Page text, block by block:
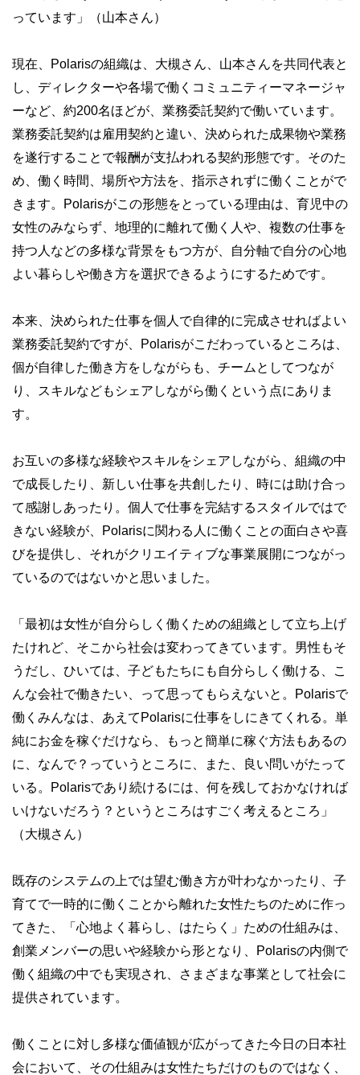
っています」（山本さん）
現在、Polarisの組織は、大槻さん、山本さんを共同代表と
し、ディレクターや各場で働くコミュニティーマネージャ
ーなど、約200名ほどが、業務委託契約で働いています。
業務委託契約は雇用契約と違い、決められた成果物や業務
を遂行することで報酬が支払われる契約形態です。そのた
め、働く時間、場所や方法を、指示されずに働くことがで
きます。Polarisがこの形態をとっている理由は、育児中の
女性のみならず、地理的に離れて働く人や、複数の仕事を
持つ人などの多様な背景をもつ方が、自分軸で自分の心地
よい暮らしや働き方を選択できるようにするためです。
本来、決められた仕事を個人で自律的に完成させればよい
業務委託契約ですが、Polarisがこだわっているところは、
個が自律した働き方をしながらも、チームとしてつなが
り、スキルなどもシェアしながら働くという点にありま
す。
お互いの多様な経験やスキルをシェアしながら、組織の中
で成長したり、新しい仕事を共創したり、時には助け合っ
て感謝しあったり。個人で仕事を完結するスタイルではで
きない経験が、Polarisに関わる人に働くことの面白さや喜
びを提供し、それがクリエイティブな事業展開につながっ
ているのではないかと思いました。
「最初は女性が自分らしく働くための組織として立ち上げ
たけれど、そこから社会は変わってきています。男性もそ
うだし、ひいては、子どもたちにも自分らしく働ける、こ
んな会社で働きたい、って思ってもらえないと。Polarisで
働くみんなは、あえてPolarisに仕事をしにきてくれる。単
純にお金を稼ぐだけなら、もっと簡単に稼ぐ方法もあるの
に、なんで？っていうところに、また、良い問いがたって
いる。Polarisであり続けるには、何を残しておかなければ
いけないだろう？というところはすごく考えるところ」
（大槻さん）
既存のシステムの上では望む働き方が叶わなかったり、子
育てで一時的に働くことから離れた女性たちのために作っ
てきた、「心地よく暮らし、はたらく」ための仕組みは、
創業メンバーの思いや経験から形となり、Polarisの内側で
働く組織の中でも実現され、さまざまな事業として社会に
提供されています。
働くことに対し多様な価値観が広がってきた今日の日本社
会において、その仕組みは女性たちだけのものではなく、